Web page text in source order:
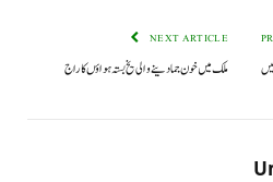
NEXT ARTICLE
ملک میں خون جمادینے والی یخ بستہ ہواؤں کا راج